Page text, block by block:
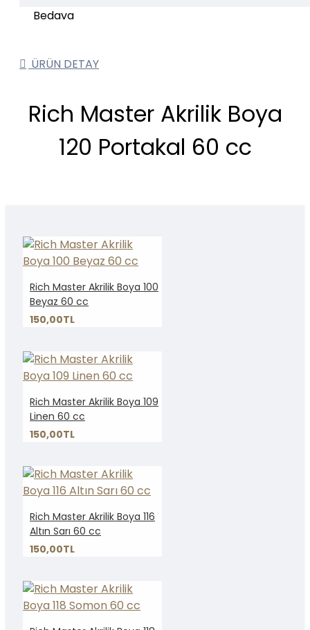
ÜRÜN DETAY
Rich Master Akrilik Boya
120 Portakal 60 cc
Rich Master Akrilik Boya 100
Beyaz 60 cc
150,00TL
Rich Master Akrilik Boya 109
Linen 60 cc
150,00TL
Rich Master Akrilik Boya 116
Altın Sarı 60 cc
150,00TL